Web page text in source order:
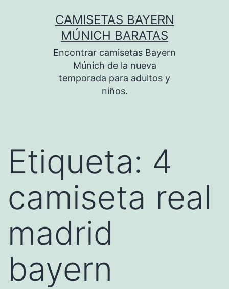
CAMISETAS BAYERN
MÚNICH BARATAS
Encontrar camisetas Bayern
Múnich de la nueva
temporada para adultos y
niños.
Etiqueta: 4
camiseta real
madrid
bayern